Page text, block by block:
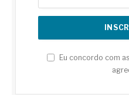
Eu concordo com as